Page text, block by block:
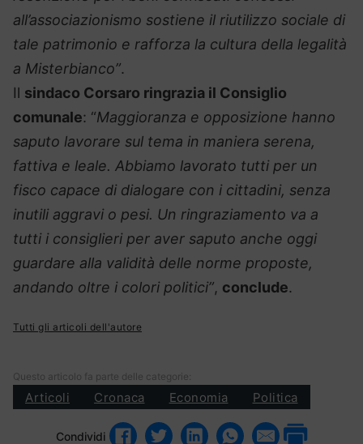
all’associazionismo sostiene il riutilizzo sociale di
tale patrimonio e rafforza la cultura della legalità
a Misterbianco”.
Il sindaco Corsaro ringrazia il Consiglio
comunale: “Maggioranza e opposizione hanno
saputo lavorare sul tema in maniera serena,
fattiva e leale. Abbiamo lavorato tutti per un
fisco capace di dialogare con i cittadini, senza
inutili aggravi o pesi. Un ringraziamento va a
tutti i consiglieri per aver saputo anche oggi
guardare alla validità delle norme proposte,
andando oltre i colori politici”, conclude.
Tutti gli articoli dell'autore
Questo articolo fa parte delle categorie:
Articoli Cronaca Economia Politica
Condividi